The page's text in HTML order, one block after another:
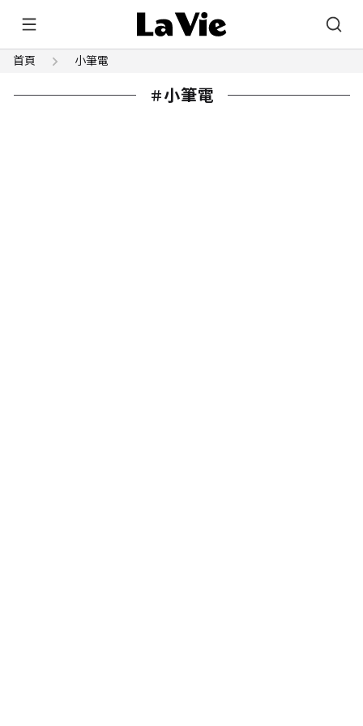
首頁 小筆電
小筆電